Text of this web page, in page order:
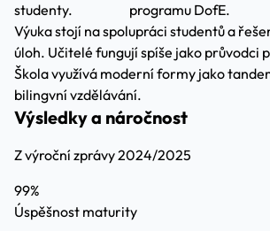
studenty.
programu DofE.
Výuka stojí na spolupráci studentů a
úloh. Učitelé fungují spíše jako průvodci
Škola využívá moderní formy jako
bilingvní vzdělávání.
Výsledky a náročnost
Z výroční zprávy 2024/2025
99%
Úspěšnost maturity